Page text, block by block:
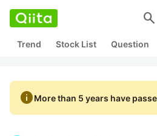
search
Trend Stock List Question
infoMore than 5 years have